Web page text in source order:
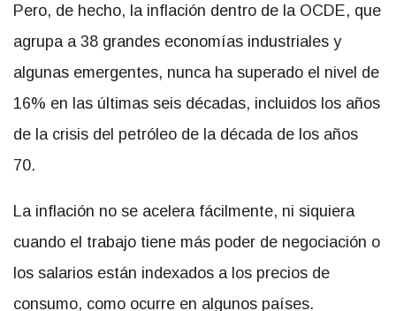
Pero, de hecho, la inflación dentro de la OCDE, que
agrupa a 38 grandes economías industriales y
algunas emergentes, nunca ha superado el nivel de
16% en las últimas seis décadas, incluidos los años
de la crisis del petróleo de la década de los años
70.
La inflación no se acelera fácilmente, ni siquiera
cuando el trabajo tiene más poder de negociación o
los salarios están indexados a los precios de
consumo, como ocurre en algunos países.